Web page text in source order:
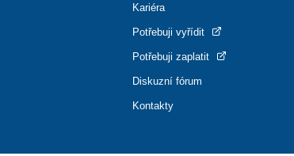
Kariéra
Potřebuji vyřídit
Potřebuji zaplatit
Diskuzní fórum
Kontakty